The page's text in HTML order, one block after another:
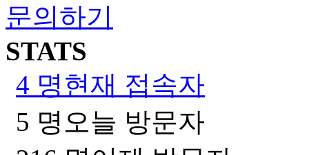
문의하기
STATS
4 명현재 접속자
5 명오늘 방문자